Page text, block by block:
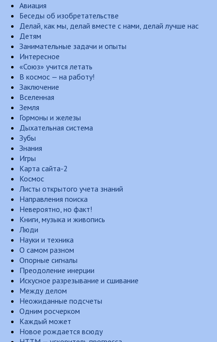
Авиация
Беседы об изобретательстве
Делай, как мы, делай вместе с нами, делай лучше нас
Детям
Занимательные задачи и опыты
Интересное
«Союз» учится летать
В космос — на работу!
Заключение
Вселенная
Земля
Гормоны и железы
Дыхательная система
Зубы
Знания
Игры
Карта сайта-2
Космос
Листы открытого учета знаний
Направления поиска
Невероятно, но факт!
Книги, музыка и живопись
Люди
Науки и техника
О самом разном
Опорные сигналы
Преодоление инерции
Искусное разрезывание и сшивание
Между делом
Неожиданные подсчеты
Одним росчерком
Каждый может
Новое рождается всюду